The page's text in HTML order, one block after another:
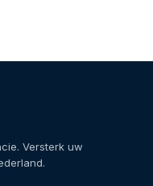
Versterk uw